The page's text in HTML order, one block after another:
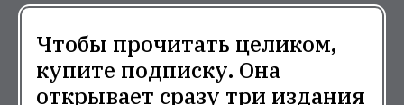
Чтобы прочитать целиком,
купите подписку. Она
открывает сразу три издания